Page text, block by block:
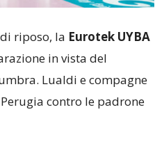
riposo, la Eurotek UYBA
in vista del
Lualdi e compagne
contro le padrone